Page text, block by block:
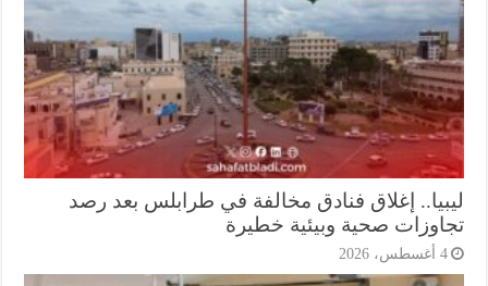
إغلاق فنادق مخالفة في طرابلس بعد رصد
صحية وبيئية خطيرة